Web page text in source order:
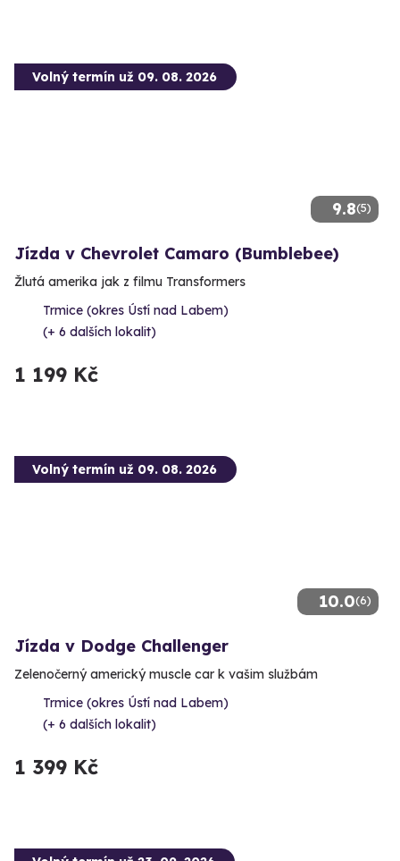
9.8(5)
Volný termín už 09. 08. 2026
Jízda v Chevrolet Camaro (Bumblebee)
Žlutá amerika jak z filmu Transformers
Trmice (okres Ústí nad Labem)
(+ 6 dalších lokalit)
1 199 Kč
10.0(6)
Volný termín už 09. 08. 2026
Jízda v Dodge Challenger
Zelenočerný americký muscle car k vašim službám
Trmice (okres Ústí nad Labem)
(+ 6 dalších lokalit)
1 399 Kč